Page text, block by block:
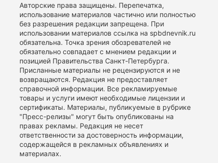
Авторские права защищены. Перепечатка,
использование материалов частично или полностью
без разрешения редакции запрещена. При
использовании материалов ссылка на spbdnevnik.ru
обязательна. Точка зрения обозревателей не
обязательно совпадает с мнением редакции и
позицией Правительства Санкт-Петербурга.
Присланные материалы не рецензируются и не
возвращаются. Редакция не предоставляет
справочной информации. Все рекламируемые
товары и услуги имеют необходимые лицензии и
сертификаты. Материалы, публикуемые в рубрике
"Пресс-релизы" могут быть опубликованы на
правах рекламы. Редакция не несет
ответственности за достоверность информации,
содержащейся в рекламных объявлениях и
материалах.